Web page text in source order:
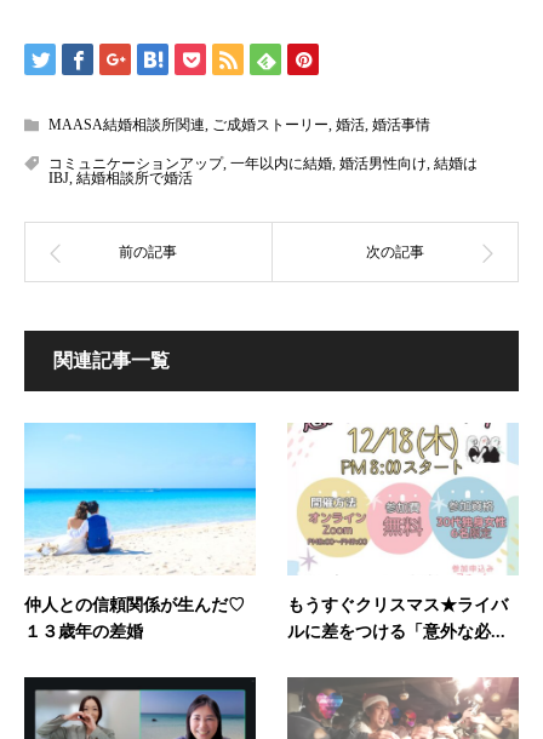
MAASA結婚相談所関連, ご成婚ストーリー, 婚活, 婚活事情
コミュニケーションアップ, 一年以内に結婚, 婚活男性向け, 結婚は
IBJ, 結婚相談所で婚活
関連記事一覧
仲人との信頼関係が生んだ♡
１３歳年の差婚
もうすぐクリスマス★ライバ
ルに差をつける「意外な必...